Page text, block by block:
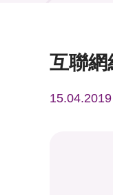
互聯網
15.04.2019